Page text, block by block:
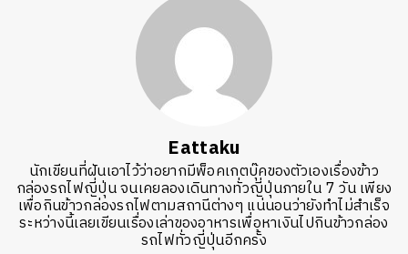
Eattaku
นักเขียนที่ฝันเอาไว้ว่าอยากมีพ็อคเกตบุ๊คของตัวเองเรื่องข้าว
กล่องรถไฟญี่ปุ่น จนเคยลองเดินทางทั่วญี่ปุ่นภายใน 7 วัน เพียง
เพื่อกินข้าวกล่องรถไฟตามสถานีต่างๆ แน่นอนว่ายังทำไม่สำเร็จ
ระหว่างนี้เลยเขียนเรื่องเล่าของอาหารเพื่อหาเงินไปกินข้าวกล่อง
รถไฟทั่วญี่ปุ่นอีกครั้ง